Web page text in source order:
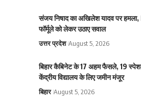
संजय निषाद का अखिलेश यादव पर
फॉर्मूले को लेकर उठाए सवाल
उत्तर प्रदेश August 5, 2026
बिहार कैबिनेट के 17 अहम फैसले, 19
केंद्रीय विद्यालय के लिए जमीन मंजूर
बिहार August 5, 2026